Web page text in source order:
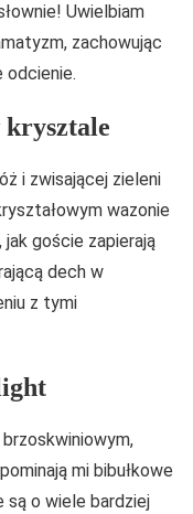
Uwielbiam
zachowując
odcienie.
i zwisającej zieleni
wazonie
goście zapierają
dech w
z tymi
mi bibułkowe
są o wiele bardziej